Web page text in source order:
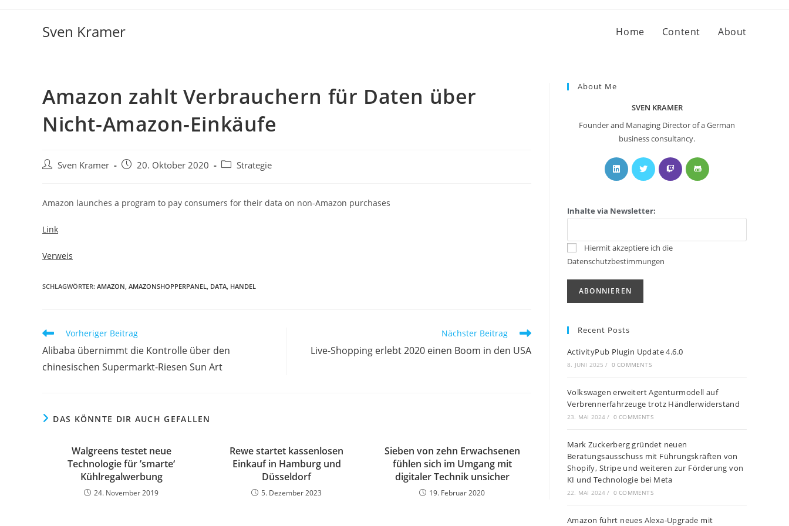
Sven Kramer Home Content About
Amazon zahlt Verbrauchern für Daten über
Nicht-Amazon-Einkäufe
Sven Kramer 20. Oktober 2020 Strategie
Amazon launches a program to pay consumers for their data on non-Amazon purchases
Link
Verweis
SCHLAGWÖRTER: AMAZON, AMAZONSHOPPERPANEL, DATA, HANDEL
Vorheriger Beitrag
Alibaba übernimmt die Kontrolle über den
chinesischen Supermarkt-Riesen Sun Art
Nächster Beitrag
Live-Shopping erlebt 2020 einen Boom in den USA
DAS KÖNNTE DIR AUCH GEFALLEN
Walgreens testet neue
Technologie für ’smarte‘
Kühlregalwerbung
24. November 2019
Rewe startet kassenlosen
Einkauf in Hamburg und
Düsseldorf
5. Dezember 2023
Sieben von zehn Erwachsenen
fühlen sich im Umgang mit
digitaler Technik unsicher
19. Februar 2020
About Me
SVEN KRAMER
Founder and Managing Director of a German
business consultancy.
Inhalte via Newsletter:
Hiermit akzeptiere ich die
Datenschutzbestimmungen
Recent Posts
ActivityPub Plugin Update 4.6.0
8. JUNI 2025 / 0 COMMENTS
Volkswagen erweitert Agenturmodell auf
Verbrennerfahrzeuge trotz Händlerwiderstand
23. MAI 2024 / 0 COMMENTS
Mark Zuckerberg gründet neuen
Beratungsausschuss mit Führungskräften von
Shopify, Stripe und weiteren zur Förderung von
KI und Technologie bei Meta
22. MAI 2024 / 0 COMMENTS
Amazon führt neues Alexa-Upgrade mit